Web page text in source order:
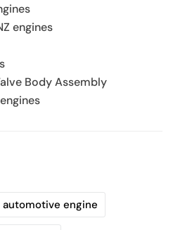
engines
Body Assembly
automotive engine